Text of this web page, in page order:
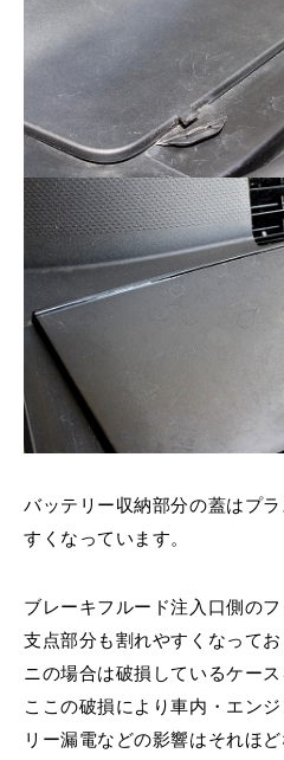
バッテリー収納部分の蓋はプ
すくなっています。
ブレーキフルード注入口側の
支点部分も割れやすくなって
ニの場合は破損しているケー
ここの破損により車内・エン
リー漏電などの影響はそれほ